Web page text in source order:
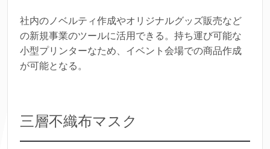
社内のノベルティ作成やオリジナルグッズ販売など
の新規事業のツールに活用できる。持ち運び可能な
小型プリンターなため、イベント会場での商品作成
が可能となる。
三層不織布マスク